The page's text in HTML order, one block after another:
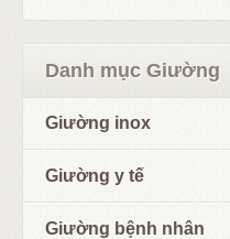
Danh mục Giường
Giường inox
Giường y tế
Giường bệnh nhân